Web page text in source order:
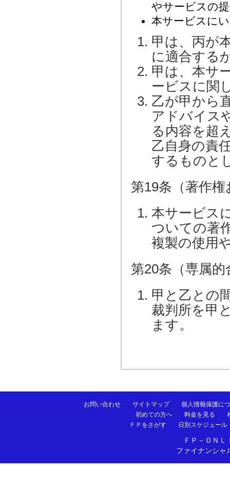
やサービスの
本サービスに
甲は、丙が
に適合する
甲は、本サ
ービスに関
乙が甲から
アドバイス
る内容を超
乙自身の責
するものと
第19条（著作
本サービス
ついての著
複製の使用
第20条（専属
甲と乙との
裁判所を甲
ます。
お問い合わせ サイトマップ
個人情報保護に
初めての方へ
料金を見る
ＦＰをさがす
日別スケジュール
ＦＰ－ＯＮ
ファイナンシャ